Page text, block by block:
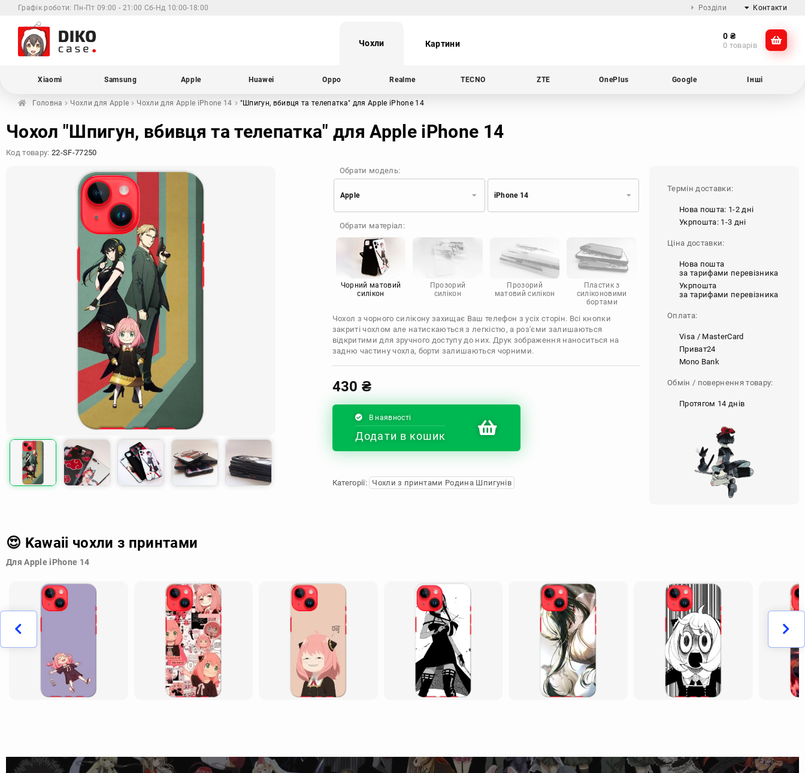
Графік роботи: Пн-Пт 09:00 - 21:00 Сб-Нд 10:00-18:00 Розділи Контакти
@dikocase
Чохли Картини
0 ₴
0 товарів
Xiaomi Samsung Apple Huawei Oppo Realme TECNO ZTE OnePlus Google Інші
Головна Чохли для Apple Чохли для Apple iPhone 14 "Шпигун, вбивця та телепатка" для Apple iPhone 14
Чохол "Шпигун, вбивця та телепатка" для Apple iPhone 14
Код товару: 22-SF-77250
Обрати модель:
Apple
Samsung
Apple
Oppo
Realme
OnePlus
Google
Doogee
Motorola
iPhone 14
Обрати матеріал:
Чорний матовий
силікон
Прозорий
силікон
Прозорий
матовий силікон
Пластик з
силіконовими
бортами
Чохол з чорного силікону захищає Ваш телефон з усіх сторін. Всі кнопки
закриті чохлом але натискаються з легкістю, а роз'єми залишаються
відкритими для зручного доступу до них. Друк зображення наноситься на
задню частину чохла, борти залишаються чорними.
430 ₴
В наявності
Додати в кошик
Категорії: Чохли з принтами Родина Шпигунів
Термін доставки:
Нова пошта: 1-2 дні
Укрпошта: 1-3 дні
Ціна доставки:
Нова пошта
за тарифами перевізника
Укрпошта
за тарифами перевізника
Оплата:
Visa / MasterCard
Приват24
Mono Bank
Обмін / повернення товару:
Протягом 14 днів
😍 Kawaii чохли з принтами
Для Apple iPhone 14